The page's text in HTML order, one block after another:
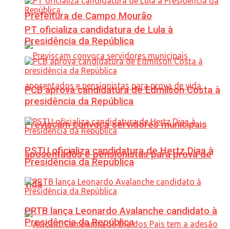
Prefeitura de Campo Mourão
Previscam convoca servidores municipais
aposentados e pensionistas para prova de
vida
PT oficializa candidatura de Lula à
Presidência da República
PCB aprova candidatura de Edmilson Costa à
presidência da República
PSTU oficializa candidatura de Hertz Dias à
Presidência da República
PRTB lança Leonardo Avalanche candidato à
Presidência da República